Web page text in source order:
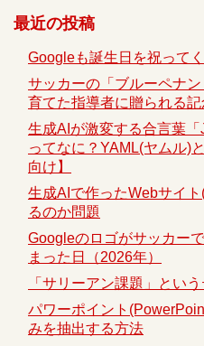
最近の投稿
Googleも誕生日を祝って
サッカーの「ブルーペナ
育てた指導者に贈られる記
生成AIが激変する合言葉「
ってなに？YAML(ヤムル)
向け】
生成AIで作ったWebサイ
るのか問題
Googleのロゴがサッカー
まった日（2026年）
「サリーアン課題」とい
パワーポイント
みを抽出する方法